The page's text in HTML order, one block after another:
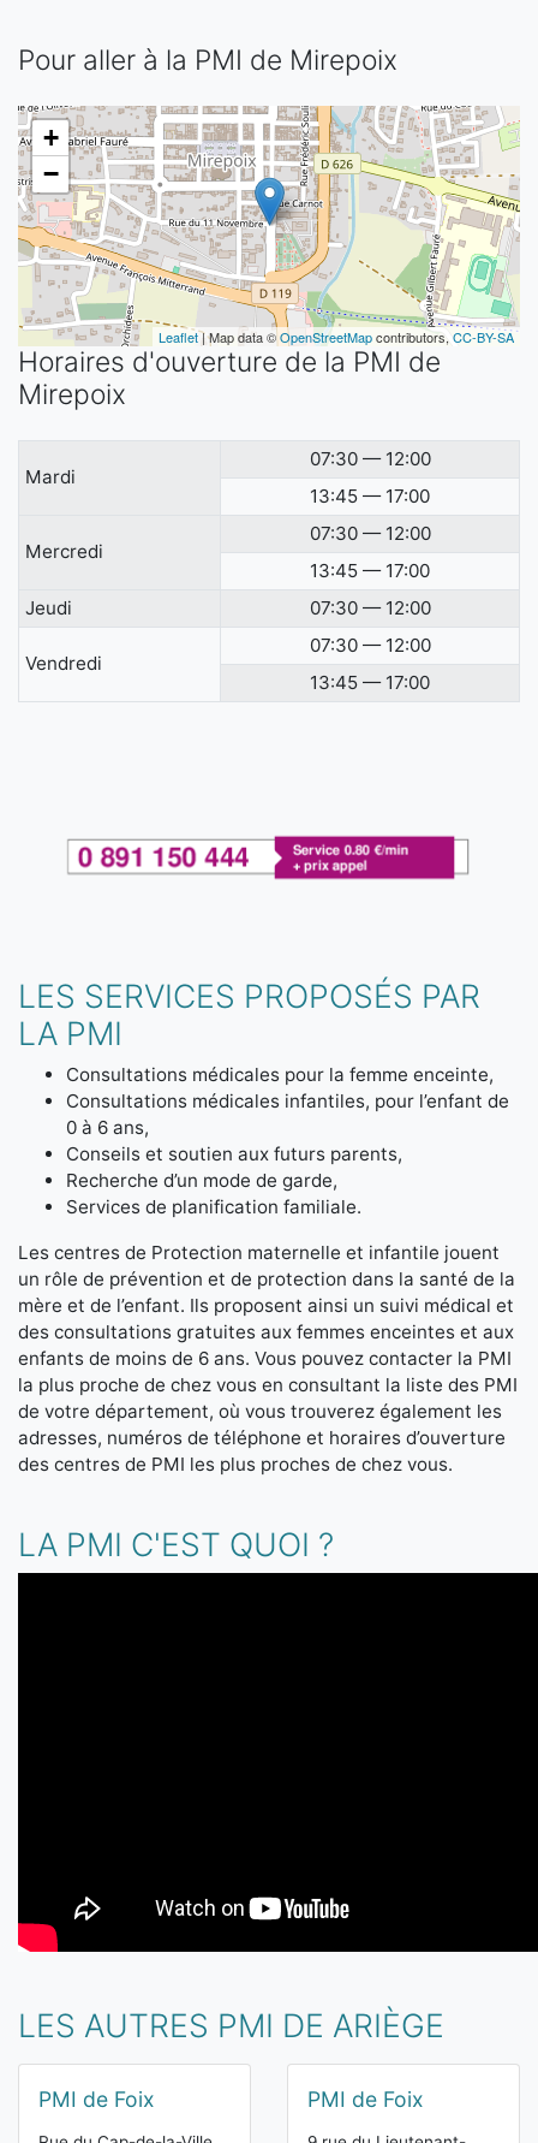
Pour aller à la PMI de Mirepoix
+
−
Leaflet| Map data ©OpenStreetMapcontributors, CC-BY-SA
Horaires d'ouverture de la PMI de
Mirepoix
Mardi
07:30 — 12:00
13:45 — 17:00
Mercredi
07:30 — 12:00
13:45 — 17:00
Jeudi
07:30 — 12:00
Vendredi
07:30 — 12:00
13:45 — 17:00
LES SERVICES PROPOSÉS PAR
LA PMI
Consultations médicales pour la femme enceinte,
Consultations médicales infantiles, pour l’enfant de
0 à 6 ans,
Conseils et soutien aux futurs parents,
Recherche d’un mode de garde,
Services de planification familiale.
Les centres de Protection maternelle et infantile jouent
un rôle de prévention et de protection dans la santé de la
mère et de l’enfant. Ils proposent ainsi un suivi médical et
des consultations gratuites aux femmes enceintes et aux
enfants de moins de 6 ans. Vous pouvez contacter la PMI
la plus proche de chez vous en consultant la liste des PMI
de votre département, où vous trouverez également les
adresses, numéros de téléphone et horaires d’ouverture
des centres de PMI les plus proches de chez vous.
LA PMI C'EST QUOI ?
LES AUTRES PMI DE ARIÈGE
PMI de Foix PMI de Foix